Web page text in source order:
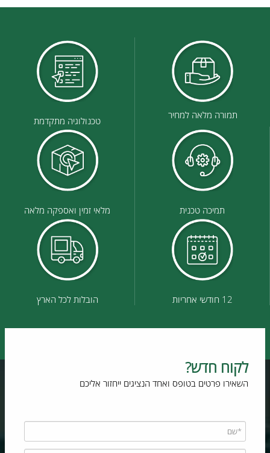
תמורה מלאה למחיר טכנולוגיה מתקדמת
תמיכה טכנית מלאי זמין ואספקה מלאה
12 חודשי אחריות הובלות לכל הארץ
לקוח חדש?
השאירו פרטים בטופס ואחד הנציגים ייחזור אליכם